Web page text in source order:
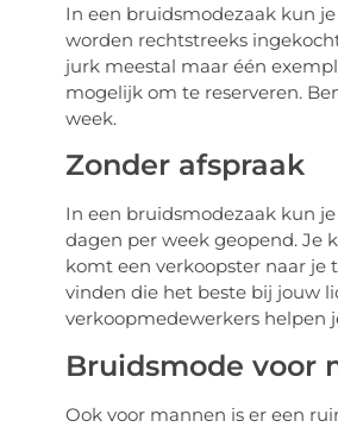
In een bruidsmodezaak kun
worden rechtstreeks
jurk meestal maar één
mogelijk om te reserveren.
week.
Zonder afspraak
In een bruidsmodezaak kun
dagen per week geopend. Je
komt een verkoopster naar je
vinden die het beste bij jouw
verkoopmedewerkers helpen
Bruidsmode voor
Ook voor mannen is er een